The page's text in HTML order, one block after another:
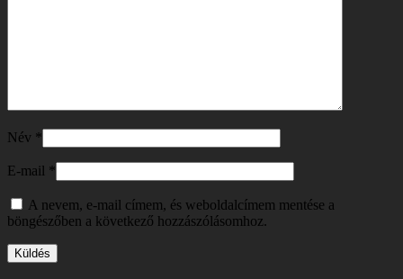
Név *
E-mail *
A nevem, e-mail címem, és weboldalcímem mentése a
böngészőben a következő hozzászólásomhoz.